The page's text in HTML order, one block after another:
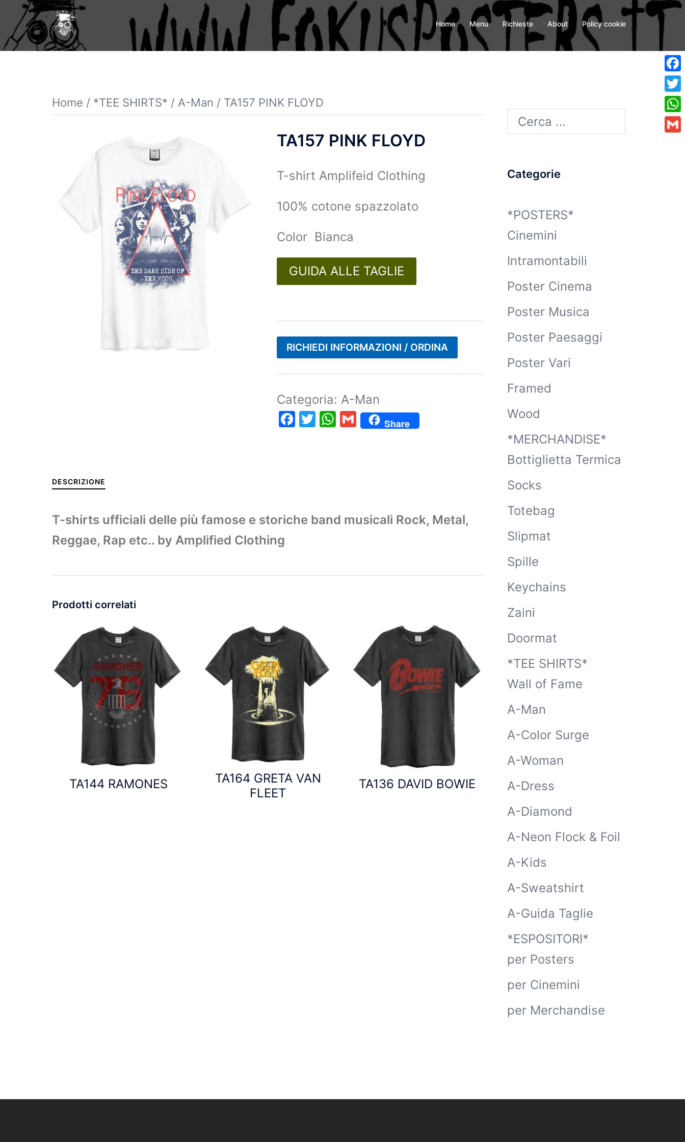
contenuto
Home Menu Richieste About Policy cookie
Home / *TEE SHIRTS* / A-Man / TA157 PINK FLOYD
TA157 PINK FLOYD
T-shirt Amplifeid Clothing
100% cotone spazzolato
Color Bianca
GUIDA ALLE TAGLIE
RICHIEDI INFORMAZIONI / ORDINA
Categoria: A-Man
Facebook
Twitter
WhatsApp
Gmail
Share
DESCRIZIONE
T-shirts ufficiali delle più famose e storiche band musicali Rock, Metal,
Reggae, Rap etc.. by Amplified Clothing
Prodotti correlati
TA144 RAMONES
TA164 GRETA VAN
FLEET
TA136 DAVID BOWIE
Ricerca
per:
Categorie
*POSTERS*
Cinemini
Intramontabili
Poster Cinema
Poster Musica
Poster Paesaggi
Poster Vari
Framed
Wood
*MERCHANDISE*
Bottiglietta Termica
Socks
Totebag
Slipmat
Spille
Keychains
Zaini
Doormat
*TEE SHIRTS*
Wall of Fame
A-Man
A-Color Surge
A-Woman
A-Dress
A-Diamond
A-Neon Flock & Foil
A-Kids
A-Sweatshirt
A-Guida Taglie
*ESPOSITORI*
per Posters
per Cinemini
per Merchandise